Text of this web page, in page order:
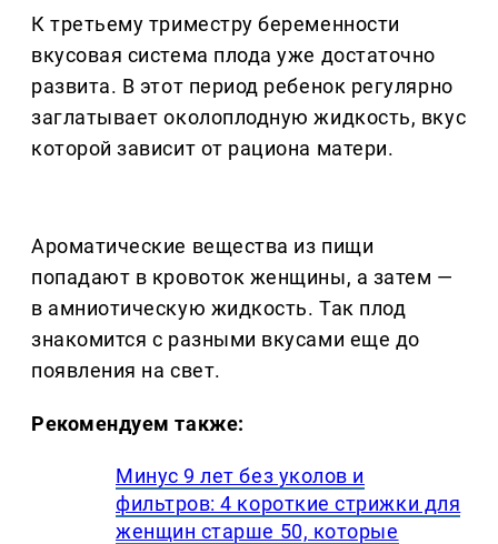
К третьему триместру беременности
вкусовая система плода уже достаточно
развита. В этот период ребенок регулярно
заглатывает околоплодную жидкость, вкус
которой зависит от рациона матери.
Ароматические вещества из пищи
попадают в кровоток женщины, а затем —
в амниотическую жидкость. Так плод
знакомится с разными вкусами еще до
появления на свет.
Рекомендуем также:
Минус 9 лет без уколов и
фильтров: 4 короткие стрижки для
женщин старше 50, которые